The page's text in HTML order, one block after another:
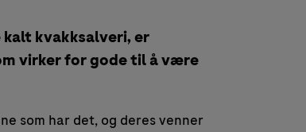
kvakksalveri, er
virker for gode til å være
som har det, og deres venner